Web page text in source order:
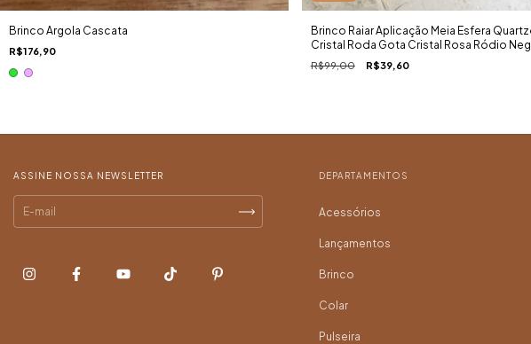
Brinco Argola Cascata
R$176,90
Brinco Raiar Aplicação Meia Esfera
Cristal Roda Gota Cristal Rosa Ródio
R$99,00 R$39,60
ASSINE NOSSA NEWSLETTER DEPARTAMENTOS
Acessórios
Lançamentos
Brinco
Colar
Pulseira